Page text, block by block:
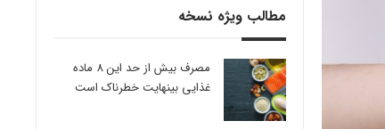
مطالب ویژه نسخه
مصرف بیش از حد این 8 ماده
غذایی بینهایت خطرناک است